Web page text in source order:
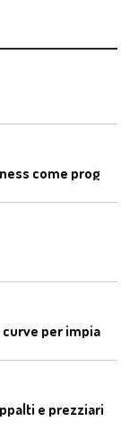
e prezziari